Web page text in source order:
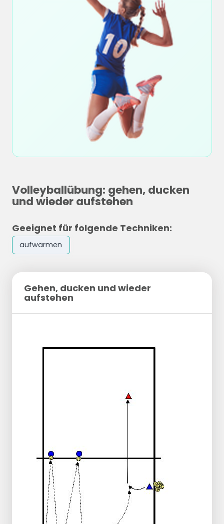
Volleyballübung: gehen, ducken
und wieder aufstehen
Geeignet für folgende Techniken:
aufwärmen
Gehen, ducken und wieder
aufstehen